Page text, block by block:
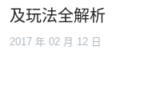
及玩法全解析
2017 年 02 月 12 日